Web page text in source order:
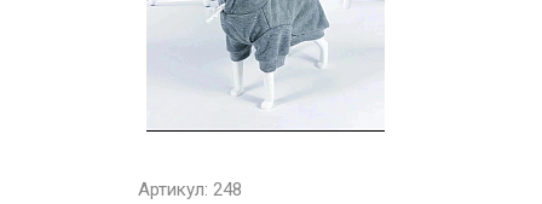
Артикул: 248